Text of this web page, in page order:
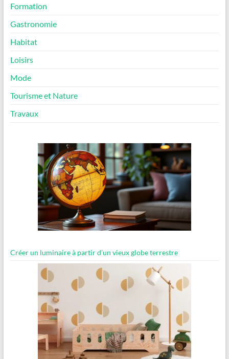
Formation
Gastronomie
Habitat
Loisirs
Mode
Tourisme et Nature
Travaux
Créer un luminaire à partir d’un vieux globe terrestre